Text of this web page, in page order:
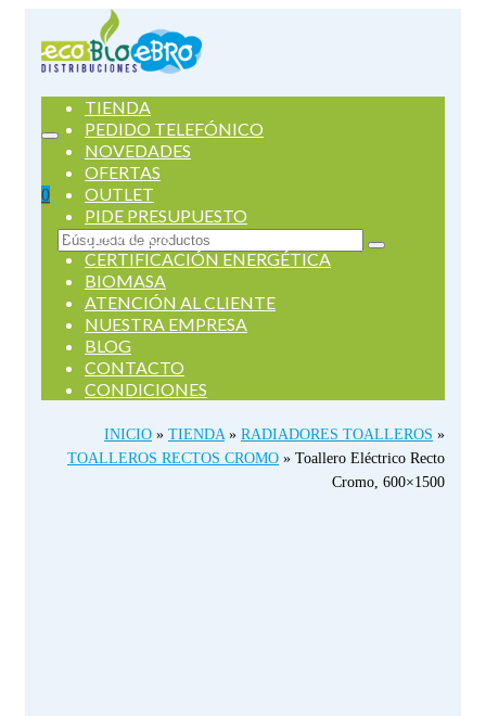
0
Buscar
por:
TIENDA
PEDIDO TELEFÓNICO
NOVEDADES
OFERTAS
OUTLET
PIDE PRESUPUESTO
SERVICIOS
CERTIFICACIÓN ENERGÉTICA
BIOMASA
ATENCIÓN AL CLIENTE
NUESTRA EMPRESA
BLOG
CONTACTO
CONDICIONES
INICIO » TIENDA » RADIADORES TOALLEROS »
TOALLEROS RECTOS CROMO » Toallero Eléctrico Recto
Cromo, 600×1500